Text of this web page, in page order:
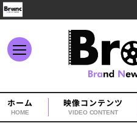
ホーム
HOME
映像コンテンツ
VIDEO CONTENT